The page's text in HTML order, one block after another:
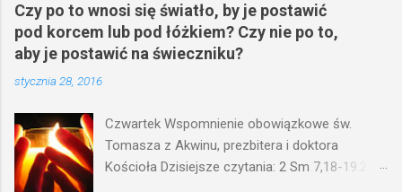
Czy po to wnosi się światło, by je postawić
pod korcem lub pod łóżkiem? Czy nie po to,
aby je postawić na świeczniku?
stycznia 28, 2016
Czwartek Wspomnienie obowiązkowe św.
Tomasza z Akwinu, prezbitera i doktora
Kościoła Dzisiejsze czytania: 2 Sm 7,18-19.24-